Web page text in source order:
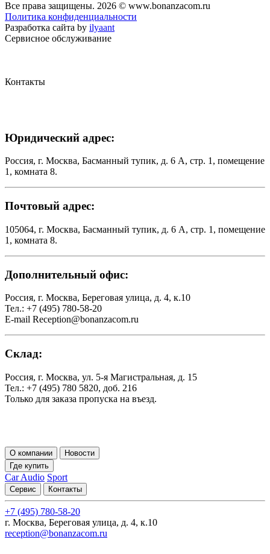
Все права защищены. 2026 © www.bonanzacom.ru
Политика конфиденциальности
Разработка сайта by ilyaant
Сервисное обслуживание
Контакты
Юридический адрес:
Россия, г. Москва, Басманный тупик, д. 6 А, стр. 1, помещение
1, комната 8.
Почтовый адрес:
105064, г. Москва, Басманный тупик, д. 6 А, стр. 1, помещение
1, комната 8.
Дополнительный офис:
Россия, г. Москва, Береговая улица, д. 4, к.10
Тел.: +7 (495) 780-58-20
E-mail Reception@bonanzacom.ru
Склад:
Россия, г. Москва, ул. 5-я Магистральная, д. 15
Тел.: +7 (495) 780 5820, доб. 216
Только для заказа пропуска на въезд.
О компании
Новости
Где купить
Car Audio Sport
Сервис Контакты
+7 (495) 780-58-20
г. Москва, Береговая улица, д. 4, к.10
reception@bonanzacom.ru